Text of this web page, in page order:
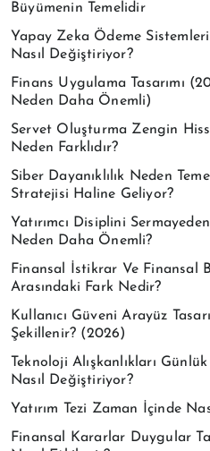
Büyümenin Temelidir
Yapay Zeka Ödeme Sistemleri
Nasıl Değiştiriyor?
Finans Uygulama Tasarımı
Neden Daha Önemli)
Servet Oluşturma Zengin
Neden Farklıdır?
Siber Dayanıklılık Neden
Stratejisi Haline Geliyor?
Yatırımcı Disiplini
Neden Daha Önemli?
Finansal İstikrar Ve Finansal
Arasındaki Fark Nedir?
Kullanıcı Güveni Arayüz
Şekillenir? (2026)
Teknoloji Alışkanlıkları
Nasıl Değiştiriyor?
Yatırım Tezi Zaman İçinde
Finansal Kararlar Duygular